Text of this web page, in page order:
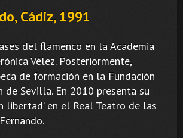
Cádiz, 1991
del flamenco en la Academia
Vélez. Posteriormente,
de formación en la Fundación
de Sevilla. En 2010 presenta su
libertad’ en el Real Teatro de las